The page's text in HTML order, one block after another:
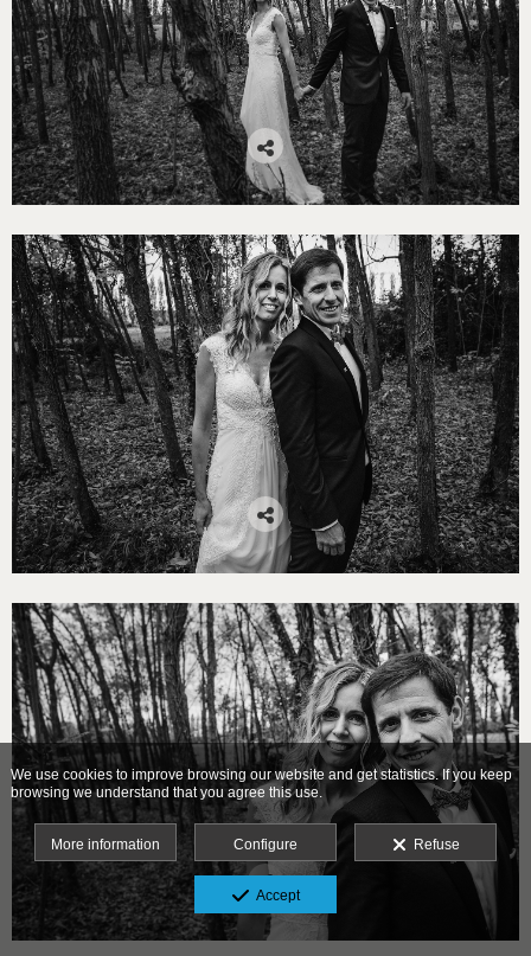
We use cookies to improve browsing our website and get statistics. If you keep
browsing we understand that you agree this use.
More information Configure Refuse
Accept